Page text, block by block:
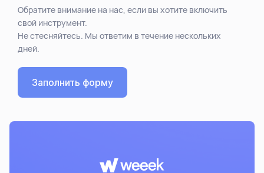
Обратите внимание на нас, если вы хотите включить
свой инструмент.
Не стесняйтесь. Мы ответим в течение нескольких
дней.
Заполнить форму